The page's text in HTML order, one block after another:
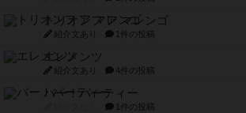
トリオンフ ア マレンゴ
紹介文あり 1件の投稿
エレメンツ
紹介文あり 4件の投稿
バー！パーティー
1件の投稿